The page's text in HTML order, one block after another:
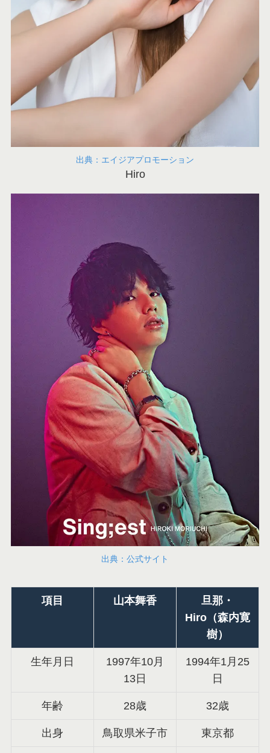
出典：エイジアプロモーション
Hiro
出典：公式サイト
項目 山本舞香
旦那・
Hiro（森内寛
樹）
生年月日
1997年10月
13日
1994年1月25
日
年齢 28歳 32歳
出身 鳥取県米子市 東京都